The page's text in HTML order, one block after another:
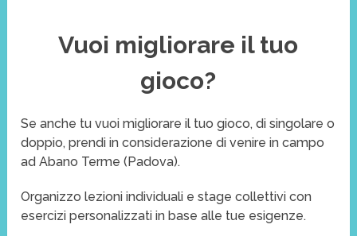
Vuoi migliorare il tuo
gioco?
Se anche tu vuoi migliorare il tuo gioco, di singolare o
doppio, prendi in considerazione di venire in campo
ad Abano Terme (Padova).
Organizzo lezioni individuali e stage collettivi con
esercizi personalizzati in base alle tue esigenze.